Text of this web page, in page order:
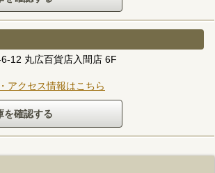
12 丸広百貨店入間店 6F
アクセス情報はこちら